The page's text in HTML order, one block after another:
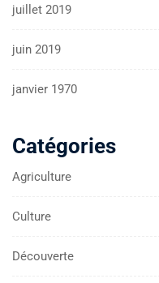
juillet 2019
juin 2019
janvier 1970
Catégories
Agriculture
Culture
Découverte